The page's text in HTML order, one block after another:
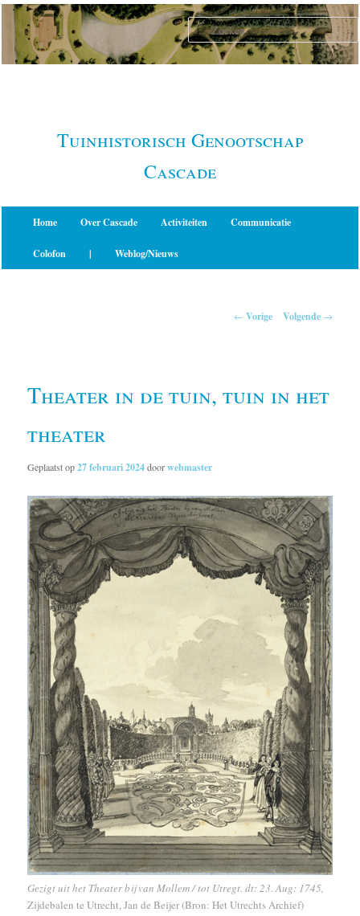
Spring
naar
primaire
Tuinhistorisch Genootschap
Cascade
Home Over Cascade Activiteiten Communicatie
Colofon | Weblog/Nieuws
← Vorige Volgende →
Theater in de tuin, tuin in het
theater
Geplaatst op27 februari 2024doorwebmaster
Gezigt uit het Theater bij van Mollem / tot Utregt. dt: 23. Aug: 1745,
Zijdebalen te Utrecht, Jan de Beijer (Bron: Het Utrechts Archief)